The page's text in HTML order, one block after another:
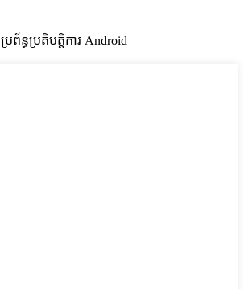
ប្រព័ន្ធប្រតិបត្តិការ Android